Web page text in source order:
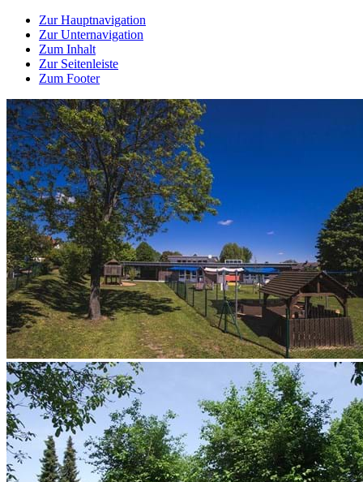
Zur Hauptnavigation
Zur Unternavigation
Zum Inhalt
Zur Seitenleiste
Zum Footer